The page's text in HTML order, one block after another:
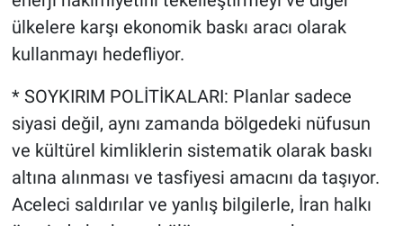
ülkelere karşı ekonomik baskı aracı olarak
kullanmayı hedefliyor.
* SOYKIRIM POLİTİKALARI: Planlar sadece
siyasi değil, aynı zamanda bölgedeki nüfusun
ve kültürel kimliklerin sistematik olarak baskı
altına alınması ve tasfiyesi amacını da taşıyor.
Aceleci saldırılar ve yanlış bilgilerle, İran halkı